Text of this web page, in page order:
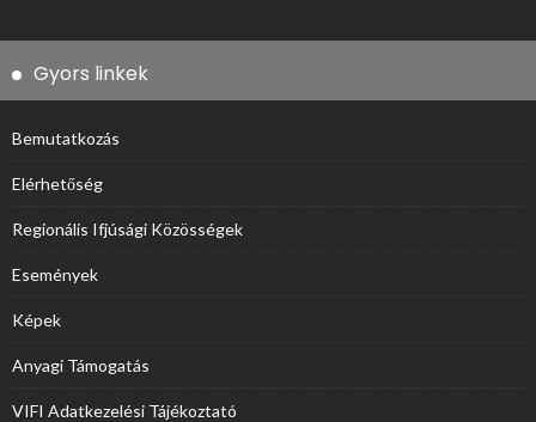
Gyors linkek
Bemutatkozás
Elérhetőség
Regionális Ifjúsági Közösségek
Események
Képek
Anyagi Támogatás
VIFI Adatkezelési Tájékoztató